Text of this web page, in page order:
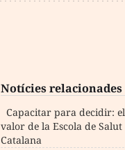
Notícies relacionades
Capacitar para decidir: el
valor de la Escola de Salut
Catalana